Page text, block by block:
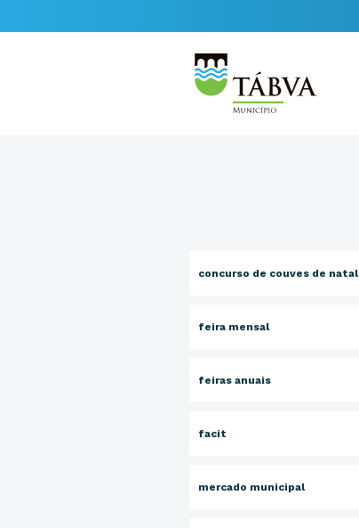
concurso de couves de natal
feira mensal
feiras anuais
facit
mercado municipal